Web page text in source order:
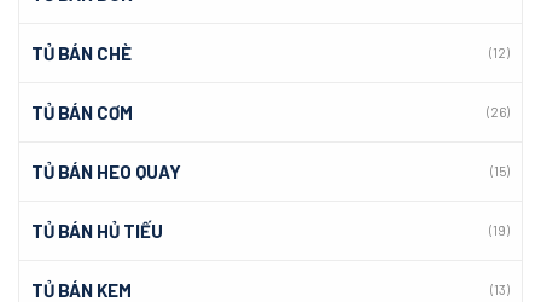
TỦ BÁN CHÈ (12)
TỦ BÁN CƠM (26)
TỦ BÁN HEO QUAY (15)
TỦ BÁN HỦ TIẾU (19)
TỦ BÁN KEM (13)